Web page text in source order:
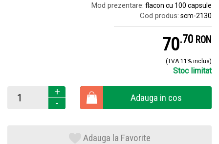
Mod prezentare: flacon cu 100 capsule
Cod produs: scm-2130
70.7 RON
(TVA 11% inclus)
Stoc limitat
+
-
Adauga in cos
Adauga la Favorite